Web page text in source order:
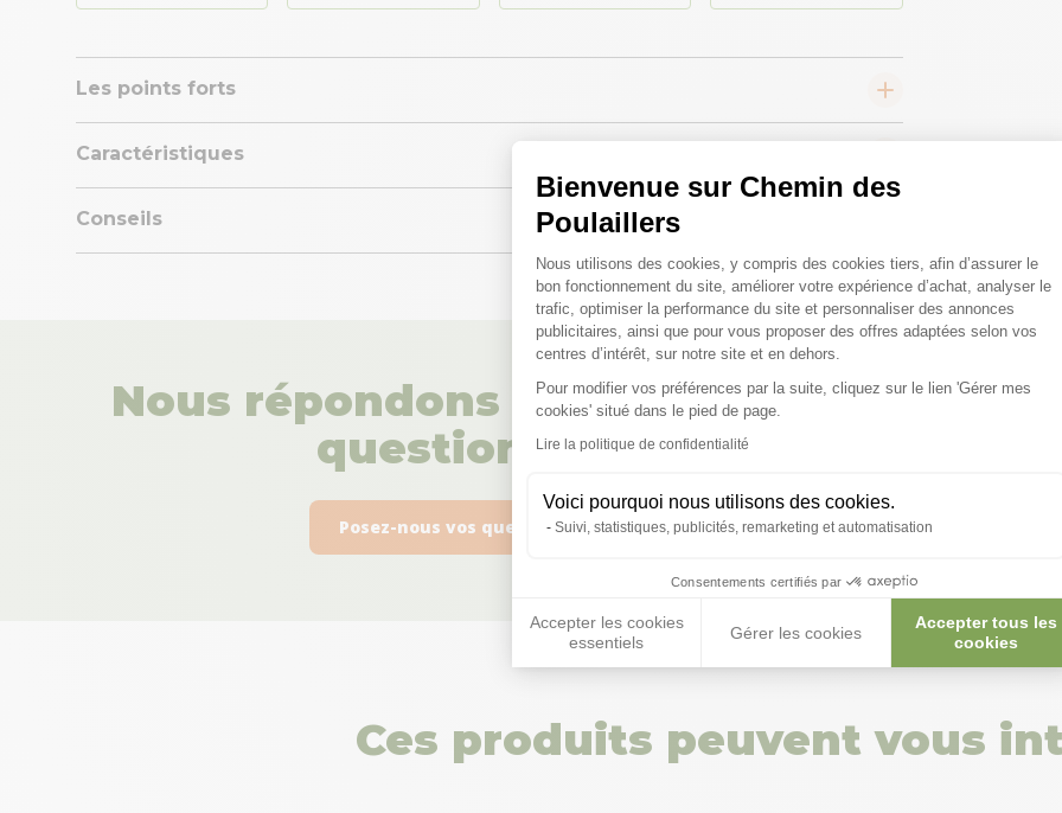
Bienvenue sur Chemin des
Poulaillers
Plateforme de Gestion du
Nous utilisons des cookies, y compris des cookies tiers, afin d’assurer le
bon fonctionnement du site, améliorer votre expérience d’achat, analyser le
trafic, optimiser la performance du site et personnaliser des annonces
publicitaires, ainsi que pour vous proposer des offres adaptées selon vos
centres d’intérêt, sur notre site et en dehors.
Pour modifier vos préférences par la suite, cliquez sur le lien 'Gérer mes
cookies' situé dans le pied de page.
Lire la politique de confidentialité
Voici pourquoi nous utilisons des cookies.
Suivi, statistiques, publicités, remarketing et automatisation
Consentements certifiés par
Accepter les cookies
essentiels
Gérer les cookies
Accepter tous les
cookies
Axeptio consent
Les points forts
Caractéristiques
Conseils
Nous répondons à toutes vos
questions ;)
Posez-nous vos questions
Ces produits peuvent vous